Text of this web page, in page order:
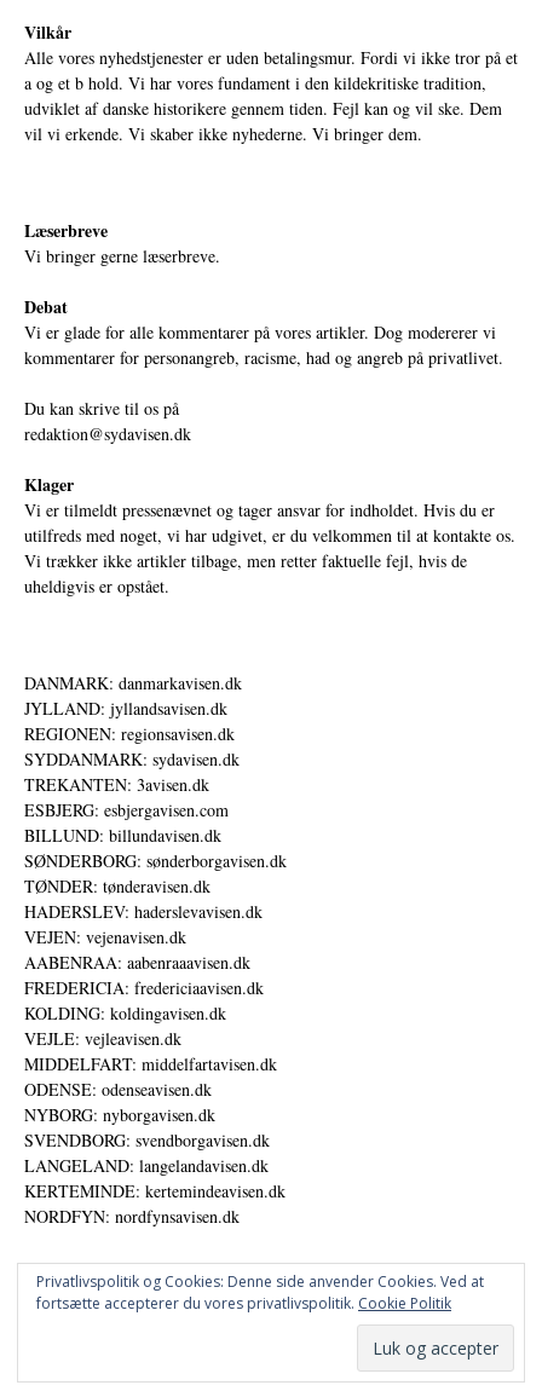
Vilkår
Alle vores nyhedstjenester er uden betalingsmur. Fordi vi ikke tror på et
a og et b hold. Vi har vores fundament i den kildekritiske tradition,
udviklet af danske historikere gennem tiden. Fejl kan og vil ske. Dem
vil vi erkende. Vi skaber ikke nyhederne. Vi bringer dem.
Læserbreve
Vi bringer gerne læserbreve.
Debat
Vi er glade for alle kommentarer på vores artikler. Dog modererer vi
kommentarer for personangreb, racisme, had og angreb på privatlivet.
Du kan skrive til os på
redaktion@sydavisen.dk
Klager
Vi er tilmeldt pressenævnet og tager ansvar for indholdet. Hvis du er
utilfreds med noget, vi har udgivet, er du velkommen til at kontakte os.
Vi trækker ikke artikler tilbage, men retter faktuelle fejl, hvis de
uheldigvis er opstået.
DANMARK: danmarkavisen.dk
JYLLAND: jyllandsavisen.dk
REGIONEN: regionsavisen.dk
SYDDANMARK: sydavisen.dk
TREKANTEN: 3avisen.dk
ESBJERG: esbjergavisen.com
BILLUND: billundavisen.dk
SØNDERBORG: sønderborgavisen.dk
TØNDER: tønderavisen.dk
HADERSLEV: haderslevavisen.dk
VEJEN: vejenavisen.dk
AABENRAA: aabenraaavisen.dk
FREDERICIA: fredericiaavisen.dk
KOLDING: koldingavisen.dk
VEJLE: vejleavisen.dk
MIDDELFART: middelfartavisen.dk
ODENSE: odenseavisen.dk
NYBORG: nyborgavisen.dk
SVENDBORG: svendborgavisen.dk
LANGELAND: langelandavisen.dk
KERTEMINDE: kertemindeavisen.dk
NORDFYN: nordfynsavisen.dk
© DANSKE DIGITALE MEDIER A/S - NYHEDER, ANALYSER OG PERSPEKTIVER
Privatlivspolitik og Cookies: Denne side anvender Cookies. Ved at
fortsætte accepterer du vores privatlivspolitik. Cookie Politik